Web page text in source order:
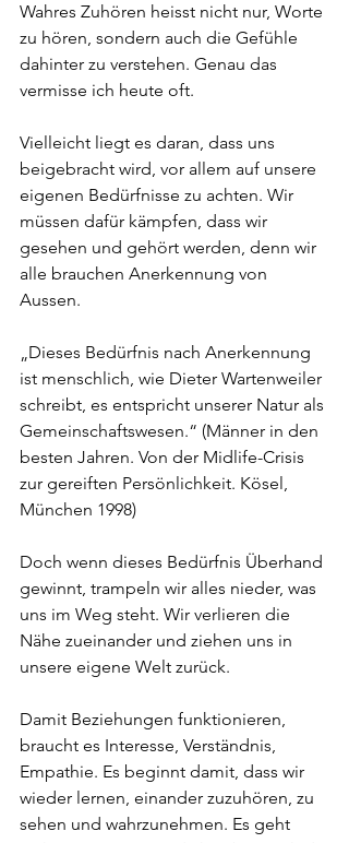
Wahres Zuhören heisst nicht nur, Worte
zu hören, sondern auch die Gefühle
dahinter zu verstehen. Genau das
vermisse ich heute oft.
Vielleicht liegt es daran, dass uns
beigebracht wird, vor allem auf unsere
eigenen Bedürfnisse zu achten. Wir
müssen dafür kämpfen, dass wir
gesehen und gehört werden, denn wir
alle brauchen Anerkennung von
Aussen.
„Dieses Bedürfnis nach Anerkennung
ist menschlich, wie Dieter Wartenweiler
schreibt, es entspricht unserer Natur als
Gemeinschaftswesen.“ (Männer in den
besten Jahren. Von der Midlife-Crisis
zur gereiften Persönlichkeit. Kösel,
München 1998)
Doch wenn dieses Bedürfnis Überhand
gewinnt, trampeln wir alles nieder, was
uns im Weg steht. Wir verlieren die
Nähe zueinander und ziehen uns in
unsere eigene Welt zurück.
Damit Beziehungen funktionieren,
braucht es Interesse, Verständnis,
Empathie. Es beginnt damit, dass wir
wieder lernen, einander zuzuhören, zu
sehen und wahrzunehmen. Es geht